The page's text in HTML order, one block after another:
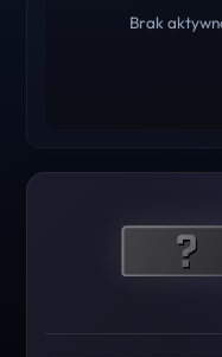
Brak